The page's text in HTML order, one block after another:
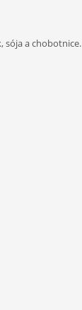
sója a chobotnice.